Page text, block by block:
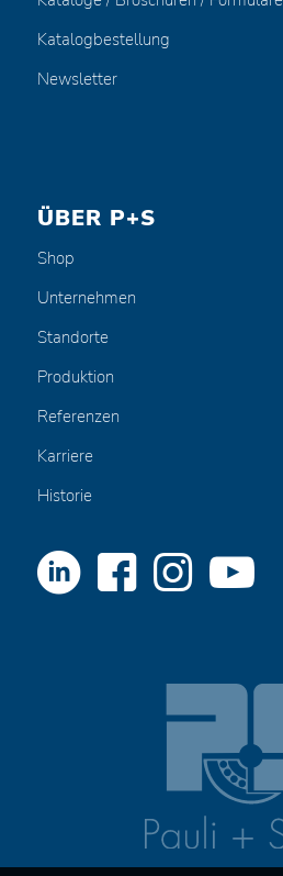
Katalogbestellung
Newsletter
ÜBER P+S
Shop
Unternehmen
Standorte
Produktion
Referenzen
Karriere
Historie